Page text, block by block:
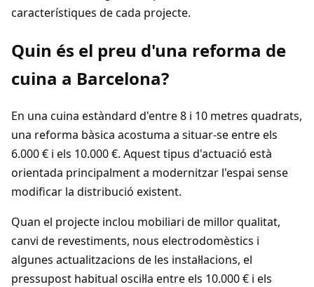
característiques de cada projecte.
Quin és el preu d'una reforma de
cuina a Barcelona?
En una cuina estàndard d'entre 8 i 10 metres quadrats,
una reforma bàsica acostuma a situar-se entre els
6.000 € i els 10.000 €. Aquest tipus d'actuació està
orientada principalment a modernitzar l'espai sense
modificar la distribució existent.
Quan el projecte inclou mobiliari de millor qualitat,
canvi de revestiments, nous electrodomèstics i
algunes actualitzacions de les instal·lacions, el
pressupost habitual oscil·la entre els 10.000 € i els